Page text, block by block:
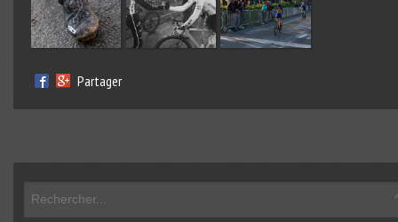
Partager